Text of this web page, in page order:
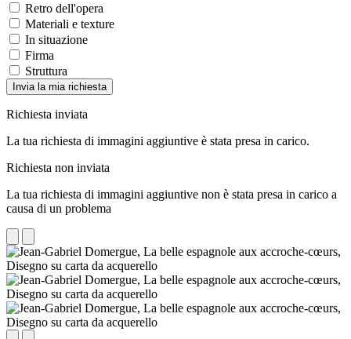
Retro dell'opera
Materiali e texture
In situazione
Firma
Struttura
Invia la mia richiesta
Richiesta inviata
La tua richiesta di immagini aggiuntive è stata presa in carico.
Richiesta non inviata
La tua richiesta di immagini aggiuntive non è stata presa in carico a
causa di un problema